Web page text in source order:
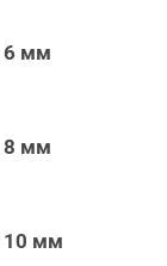
6 мм
8 мм
10 мм